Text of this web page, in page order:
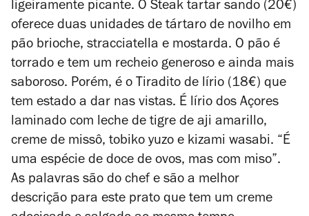
ligeiramente picante. O Steak tartar sando (20€)
oferece duas unidades de tártaro de novilho em
pão brioche, stracciatella e mostarda. O pão é
torrado e tem um recheio generoso e ainda mais
saboroso. Porém, é o Tiradito de lírio (18€) que
tem estado a dar nas vistas. É lírio dos Açores
laminado com leche de tigre de aji amarillo,
creme de missô, tobiko yuzo e kizami wasabi. “É
uma espécie de doce de ovos, mas com miso”.
As palavras são do chef e são a melhor
descrição para este prato que tem um creme